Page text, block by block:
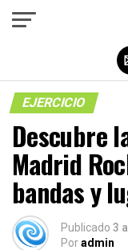
EJERCICIO
Descubre
Madrid
bandas y
Publicado 3
Poradmin